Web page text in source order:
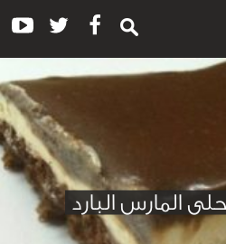
المارس البارد